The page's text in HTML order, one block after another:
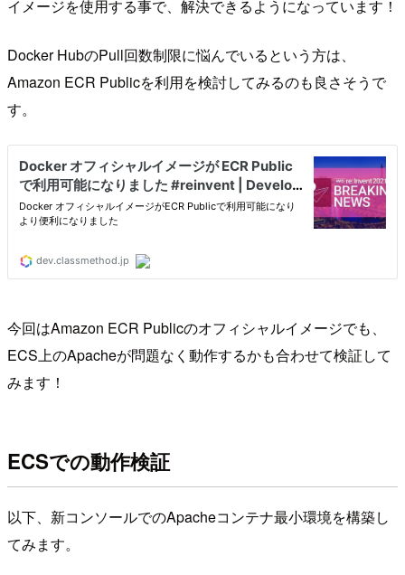
イメージを使用する事で、解決できるようになっています！
Docker HubのPull回数制限に悩んでいるという方は、
Amazon ECR Publicを利用を検討してみるのも良さそうで
す。
今回はAmazon ECR Publicのオフィシャルイメージでも、
ECS上のApacheが問題なく動作するかも合わせて検証して
みます！
ECSでの動作検証
以下、新コンソールでのApacheコンテナ最小環境を構築し
てみます。